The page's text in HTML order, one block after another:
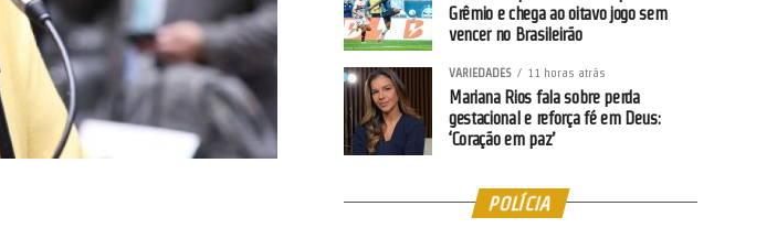
Grêmio e chega ao oitavo jogo sem
vencer no Brasileirão
VARIEDADES 11 horas atrás
Mariana Rios fala sobre perda
gestacional e reforça fé em Deus:
‘Coração em paz’
POLÍCIA